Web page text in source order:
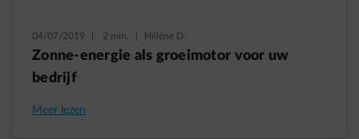
04/07/2019 2 min. Hélène D.
Zonne-energie als groeimotor voor uw
bedrijf
Meer lezen